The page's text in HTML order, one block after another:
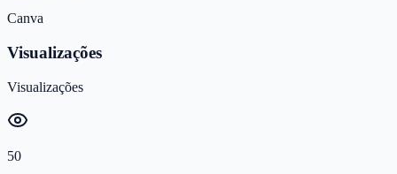
Canva
Visualizações
Visualizações
50